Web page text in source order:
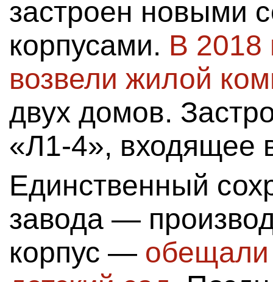
застроен новыми
корпусами. В 2018
возвели жилой
двух домов.
«Л1-4», входящее
Единственный
завода —
корпус — обещали